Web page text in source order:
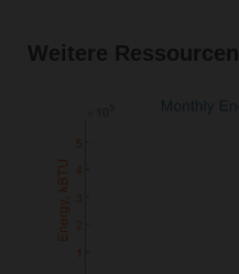
Weitere Ressourcen